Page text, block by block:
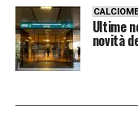
REALIZZATO IL
INSIEME
mandato il
Ultime
novità